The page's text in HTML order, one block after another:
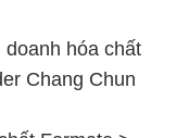
hóa chất
Chang Chun